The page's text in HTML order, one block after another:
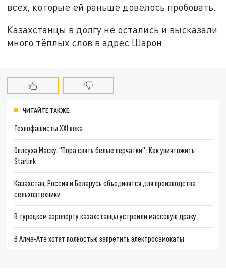
всех, которые ей раньше довелось пробовать.
Казахстанцы в долгу не остались и высказали
много тёплых слов в адрес Шарон.
ЧИТАЙТЕ ТАКЖЕ:
Технофашисты XXI века
Оплеуха Маску. "Пора снять белые перчатки": Как уничтожить
Starlink
Казахстан, Россия и Беларусь объединятся для производства
сельхозтехники
В турецком аэропорту казахстанцы устроили массовую драку
В Алма-Ате хотят полностью запретить электросамокаты